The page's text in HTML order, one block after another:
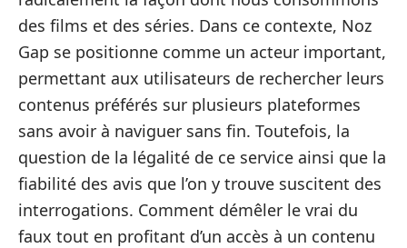
des films et des séries. Dans ce contexte, Noz
Gap se positionne comme un acteur important,
permettant aux utilisateurs de rechercher leurs
contenus préférés sur plusieurs plateformes
sans avoir à naviguer sans fin. Toutefois, la
question de la légalité de ce service ainsi que la
fiabilité des avis que l’on y trouve suscitent des
interrogations. Comment démêler le vrai du
faux tout en profitant d’un accès à un contenu